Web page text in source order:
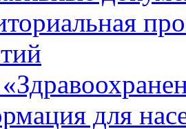
для